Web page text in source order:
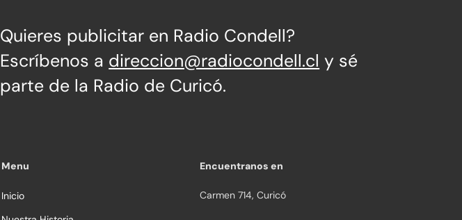
Quieres publicitar en Radio Condell?
Escríbenos a direccion@radiocondell.cl y sé
parte de la Radio de Curicó.
Menu
Inicio
Encuentranos en
Carmen 714, Curicó